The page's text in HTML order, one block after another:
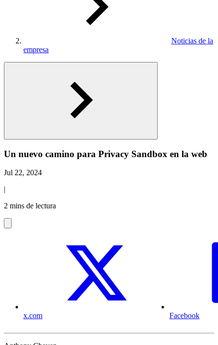
Noticias de la
empresa
Un nuevo camino para Privacy Sandbox en la web
Jul 22, 2024
|
2 mins de lectura
x.com Facebook